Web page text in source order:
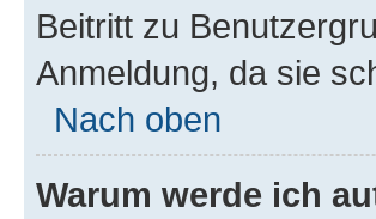
Beitritt zu
Anmeldung, da sie
Nach oben
Warum werde ich